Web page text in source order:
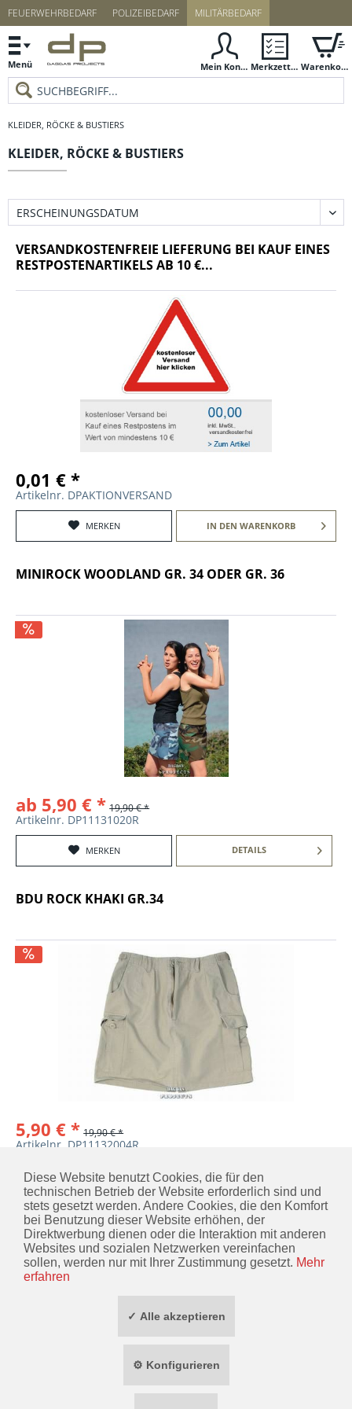
FEUERWEHRBEDARF POLIZEIBEDARF MILITÄRBEDARF
Menü Mein Konto Merkzettel Warenkorb
KLEIDER, RÖCKE & BUSTIERS
KLEIDER, RÖCKE & BUSTIERS
VERSANDKOSTENFREIE LIEFERUNG BEI KAUF EINES
RESTPOSTENARTIKELS AB 10 €...
0,01 € *
Artikelnr. DPAKTIONVERSAND
MERKEN IN DEN WARENKORB
MINIROCK WOODLAND GR. 34 ODER GR. 36
ab 5,90 € * 19,90 € *
Artikelnr. DP11131020R
MERKEN DETAILS
BDU ROCK KHAKI GR.34
5,90 € * 19,90 € *
Artikelnr. DP11132004R
MERKEN IN DEN WARENKORB
KONTAKT
INFORMATIONEN
ZAHLUNG / VERSAND
Diese Website benutzt Cookies, die für den
technischen Betrieb der Website erforderlich sind und
stets gesetzt werden. Andere Cookies, die den Komfort
bei Benutzung dieser Website erhöhen, der
Direktwerbung dienen oder die Interaktion mit anderen
Websites und sozialen Netzwerken vereinfachen
sollen, werden nur mit Ihrer Zustimmung gesetzt. Mehr
erfahren
✓ Alle akzeptieren
⚙ Konfigurieren